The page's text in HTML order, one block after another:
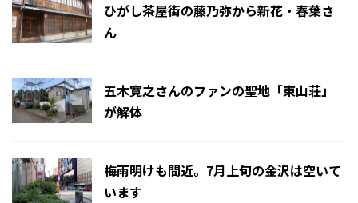
ひがし茶屋街の藤乃弥から新花・春葉さ
ん
五木寛之さんのファンの聖地「東山荘」
が解体
梅雨明けも間近。7月上旬の金沢は空いて
います